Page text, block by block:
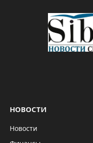
НОВОСТИ
Новости